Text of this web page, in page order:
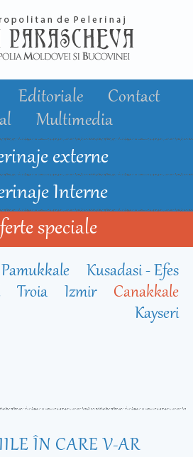
Editoriale
Contact
Multimedia
externe
Interne
speciale
Pamukkale
Kusadasi - Efes
Troia Izmir
Canakkale
Kayseri
ÎN CARE V-AR